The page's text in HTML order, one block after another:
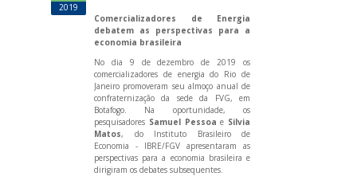
2019
Comercializadores de Energia
debatem as perspectivas para a
economia brasileira
No dia 9 de dezembro de 2019 os
comercializadores de energia do Rio de
Janeiro promoveram seu almoço anual de
confraternização da sede da FVG, em
Botafogo. Na oportunidade, os
pesquisadores Samuel Pessoa e Silvia
Matos, do Instituto Brasileiro de
Economia - IBRE/FGV apresentaram as
perspectivas para a economia brasileira e
dirigiram os debates subsequentes.